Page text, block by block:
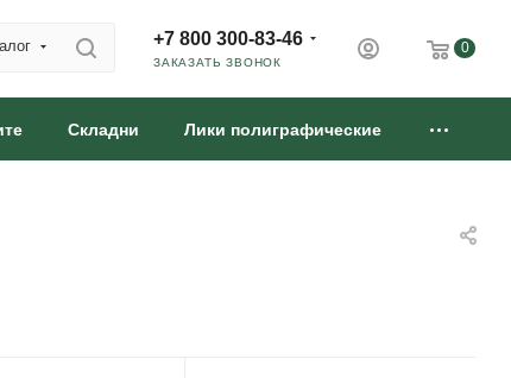
+7 800 300-83-46
ЗАКАЗАТЬ ЗВОНОК
0
Складни Лики полиграфические